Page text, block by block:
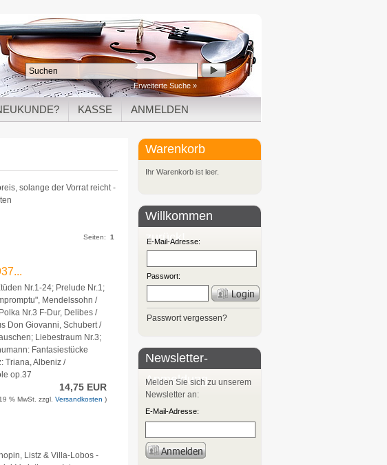
Erweiterte Suche »
KASSE ANMELDEN
solange der Vorrat reicht -
Seiten: 1
Nr.1-24; Prelude Nr.1;
Mendelssohn /
Nr.3 F-Dur, Delibes /
Don Giovanni, Schubert /
Liebestraum Nr.3;
Fantasiestücke
Triana, Albeniz /
op.37
14,75 EUR
% MwSt. zzgl.Versandkosten )
Listz & Villa-Lobos -
Warenkorb
Ihr Warenkorb ist leer.
Willkommen
zurück!
E-Mail-Adresse:
Passwort:
Passwort vergessen?
Newsletter-
Anmeldung
Melden Sie sich zu unserem
Newsletter an:
E-Mail-Adresse: